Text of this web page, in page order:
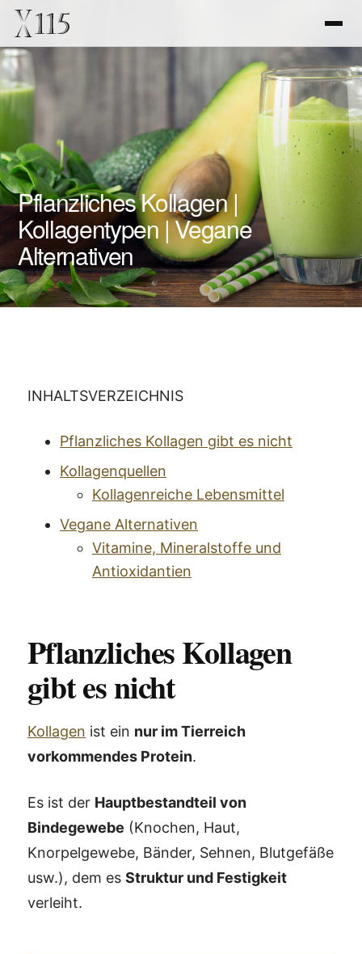
Pflanzliches Kollagen |
Kollagentypen | Vegane
Alternativen
INHALTSVERZEICHNIS
Pflanzliches Kollagen gibt es nicht
Kollagenquellen
Kollagenreiche Lebensmittel
Vegane Alternativen
Vitamine, Mineralstoffe und
Antioxidantien
Pflanzliches Kollagen
gibt es nicht
Kollagen ist ein nur im Tierreich
vorkommendes Protein.
Es ist der Hauptbestandteil von
Bindegewebe (Knochen, Haut,
Knorpelgewebe, Bänder, Sehnen, Blutgefäße
usw.), dem es Struktur und Festigkeit
verleiht.